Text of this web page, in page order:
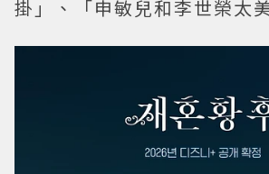
掛」、「申敏兒和李世榮太